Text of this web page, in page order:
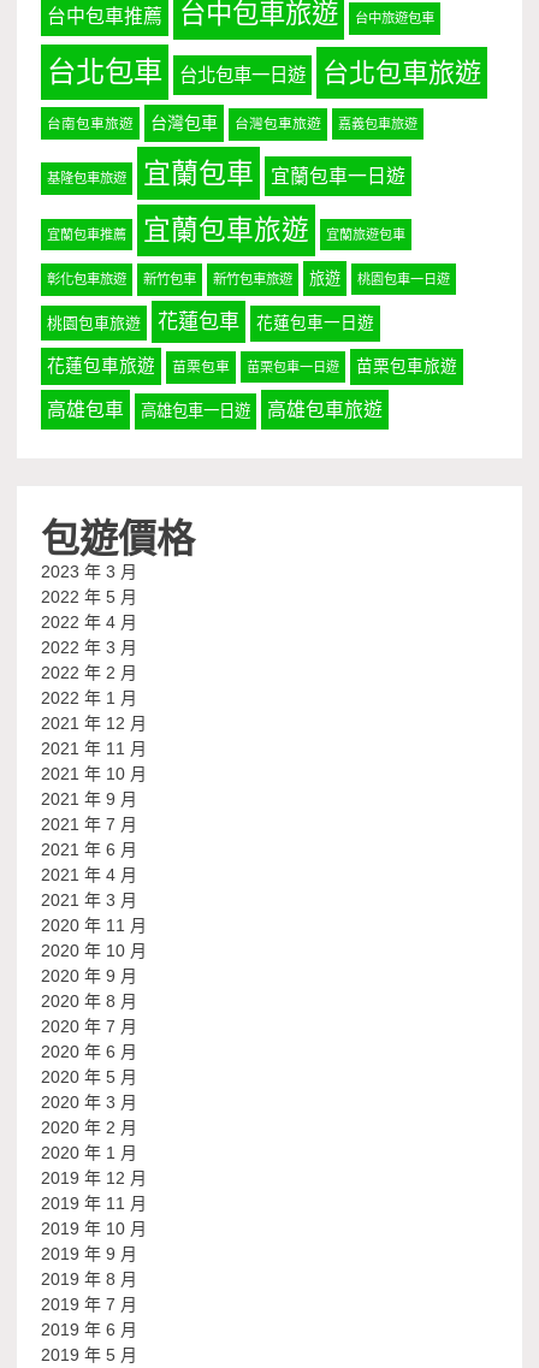
台中包車推薦 台中包車旅遊 台中旅遊包車
台北包車 台北包車一日遊 台北包車旅遊
台南包車旅遊 台灣包車 台灣包車旅遊 嘉義包車旅遊
基隆包車旅遊 宜蘭包車 宜蘭包車一日遊
宜蘭包車推薦 宜蘭包車旅遊 宜蘭旅遊包車
彰化包車旅遊 新竹包車 新竹包車旅遊 旅遊 桃園包車一日遊
桃園包車旅遊 花蓮包車 花蓮包車一日遊
花蓮包車旅遊 苗栗包車 苗栗包車一日遊 苗栗包車旅遊
高雄包車 高雄包車一日遊 高雄包車旅遊
包遊價格
2023 年 3 月
2022 年 5 月
2022 年 4 月
2022 年 3 月
2022 年 2 月
2022 年 1 月
2021 年 12 月
2021 年 11 月
2021 年 10 月
2021 年 9 月
2021 年 7 月
2021 年 6 月
2021 年 4 月
2021 年 3 月
2020 年 11 月
2020 年 10 月
2020 年 9 月
2020 年 8 月
2020 年 7 月
2020 年 6 月
2020 年 5 月
2020 年 3 月
2020 年 2 月
2020 年 1 月
2019 年 12 月
2019 年 11 月
2019 年 10 月
2019 年 9 月
2019 年 8 月
2019 年 7 月
2019 年 6 月
2019 年 5 月